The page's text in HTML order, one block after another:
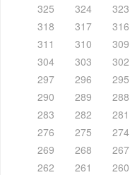
325
324 323
318
317 316
311
310 309
304
303 302
297
296 295
290
289 288
283
282 281
276
275 274
269
268 267
262
261 260